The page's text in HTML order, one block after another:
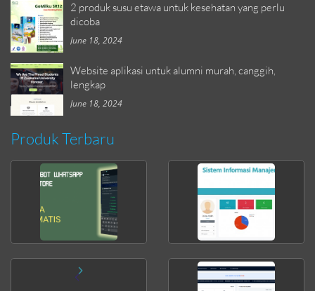
2 produk susu etawa untuk kesehatan yang perlu
dicoba
June 18, 2024
Website aplikasi untuk alumni murah, canggih,
lengkap
June 18, 2024
Produk Terbaru